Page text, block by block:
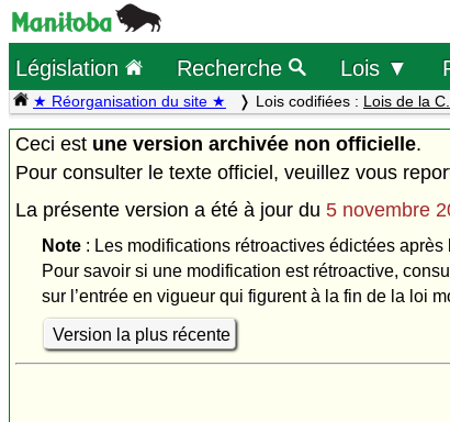
Législation Recherche Lois ▼
★ Réorganisation du site ★ Lois codifiées : Lois de la
Ceci est une version archivée non officielle.
Pour consulter le texte officiel, veuillez vous
La présente version a été à jour du 5 novembre
Note: Les modifications rétroactives édictées après
Pour savoir si une modification est rétroactive,
sur l’entrée en vigueur qui figurent à la fin de la loi
Version la plus récente